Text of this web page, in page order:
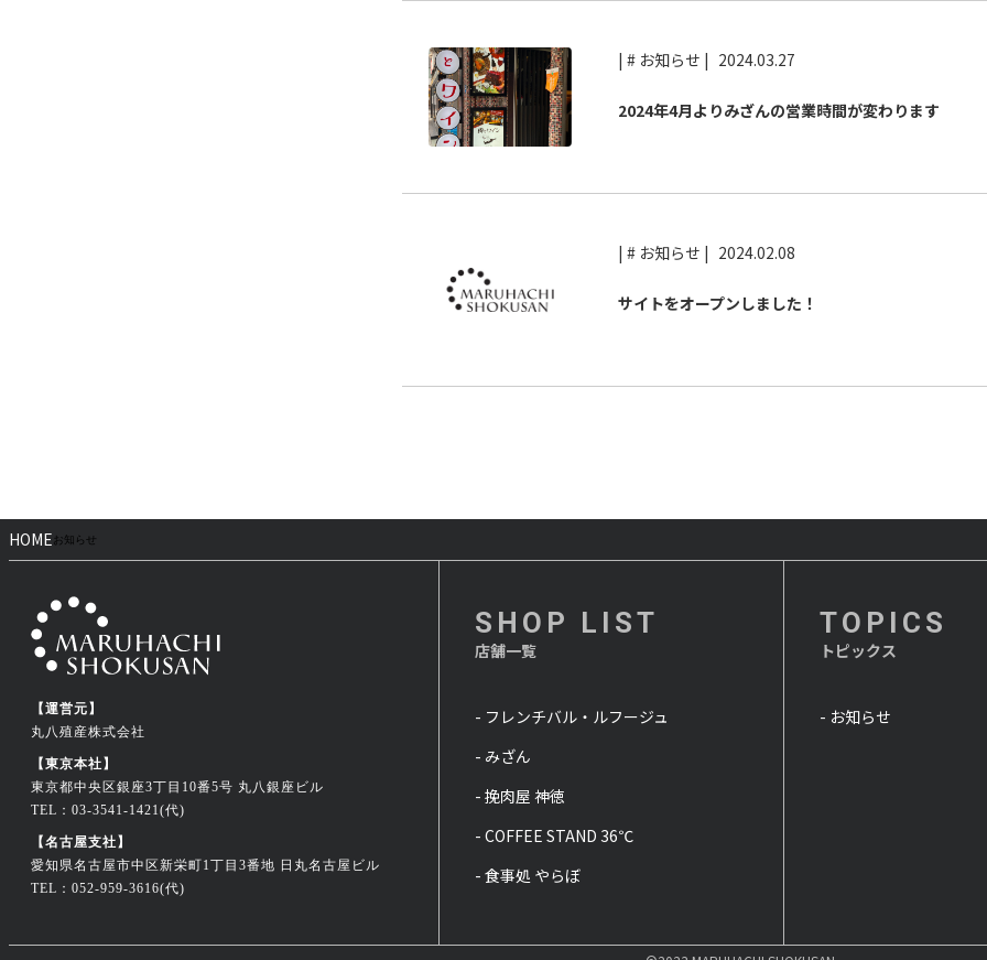
| # お知らせ | 2024.03.27
2024年4月よりみざんの営業時間が変わります
| # お知らせ | 2024.02.08
サイトをオープンしました！
HOME お知らせ
【運営元】
丸八殖産株式会社
【東京本社】
東京都中央区銀座3丁目10番5号 丸八銀座ビル
TEL：03-3541-1421(代)
【名古屋支社】
愛知県名古屋市中区新栄町1丁目3番地 日丸名古屋ビル
TEL：052-959-3616(代)
SHOP LIST
店舗一覧
- フレンチバル・ルフージュ
- みざん
- 挽肉屋 神徳
- COFFEE STAND 36℃
- 食事処 やらぼ
TOPICS
トピックス
- お知らせ